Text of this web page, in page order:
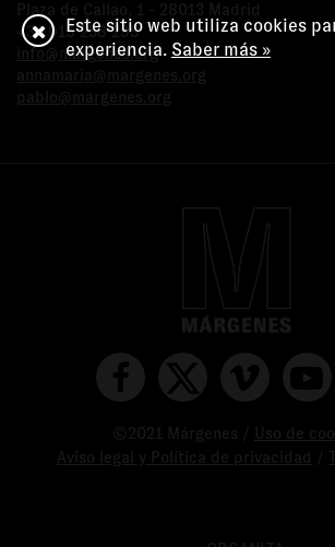
Plaza de Callao, 1 - 28013 Madrid
+34 915 238 295
info@margenes.org
annamaria@margenes.org
pablo@margenes.org
©2021 Márgenes / Uso de
Aviso legal y Política de privacidad
Este sitio web utiliza cookies
experiencia. Saber más »